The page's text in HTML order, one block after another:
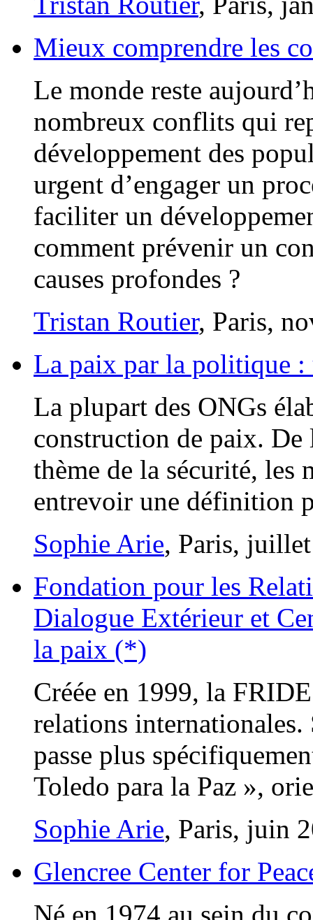
Mieux comprendre les
Le monde reste
nombreux conflits qui
développement des
urgent d’engager un
faciliter un
comment prévenir un
causes profondes ?
Tristan Routier, Paris,
La paix par la politique
La plupart des ONGs
construction de paix. De
thème de la sécurité, les
entrevoir une définition
Sophie Arie, Paris,
Fondation pour les
Dialogue Extérieur et
la paix (*)
Créée en 1999, la
relations
passe plus
Toledo para la Paz »,
Sophie Arie, Paris, juin
Glencree Center for